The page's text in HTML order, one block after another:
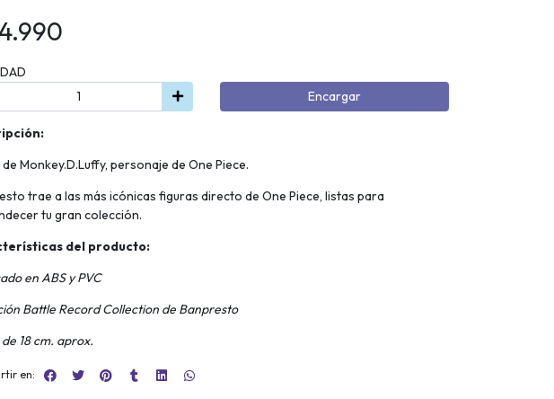
Encargar
Monkey.D.Luffy, personaje de One Piece.
trae a las más icónicas figuras directo de One Piece, listas para
tu gran colección.
del producto:
en ABS y PVC
Battle Record Collection de Banpresto
18 cm. aprox.
en: